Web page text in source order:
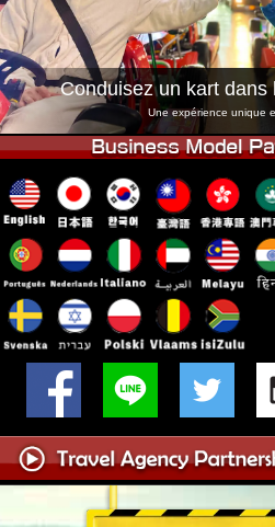
Tokyo Akihabara#2
Tokyo Shibuya Annexe
Tokyo Asakusa
Okinawa
Conduisez un kart dans
Une expérience unique